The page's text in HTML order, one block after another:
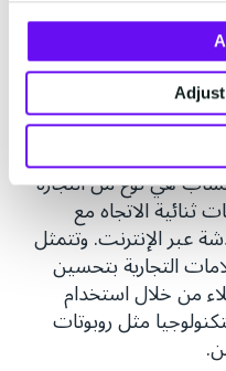
الساعة ويمكن
يمكنهم الاعتماد عليه
هي نوع من التجارة
ثنائية الاتجاه مع
عبر الإنترنت. وتتمثل
التجارية بتحسين
من خلال استخدام
مثل روبوتات